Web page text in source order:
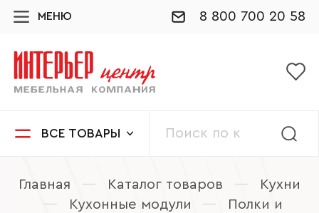
МЕНЮ 8 800 700 20 58
ВСЕ ТОВАРЫ
Главная — Каталог товаров —
Кухни
—
Кухонные модули —
Полки и